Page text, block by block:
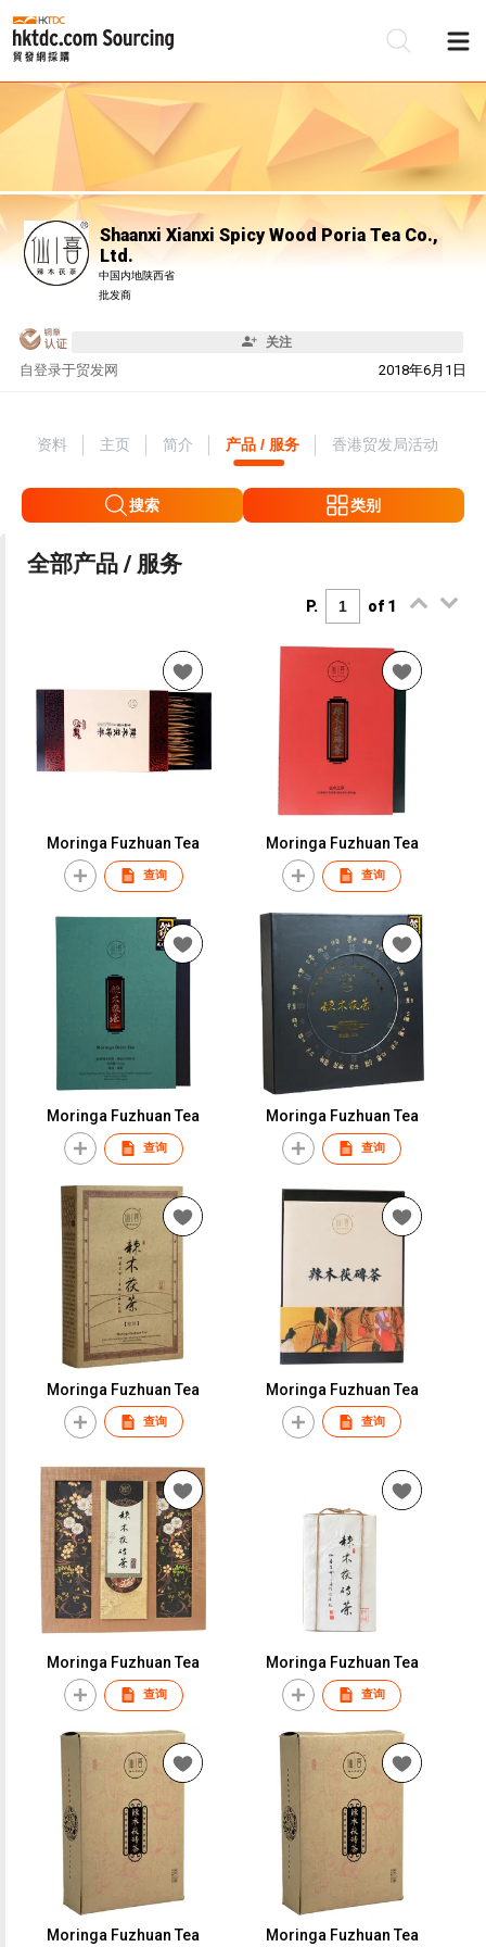
Shaanxi Xianxi Spicy Wood Poria Tea Co.,
Ltd.
中国内地陕西省
批发商
关注
自 2018年6月1日
登录于贸发网
资料 主页 简介 产品 / 服务 香港贸发局活动
搜索 类别
全部产品 / 服务
P. of 1
Moringa Fuzhuan Tea
查询
Moringa Fuzhuan Tea
查询
Moringa Fuzhuan Tea
查询
Moringa Fuzhuan Tea
查询
Moringa Fuzhuan Tea
查询
Moringa Fuzhuan Tea
查询
Moringa Fuzhuan Tea
查询
Moringa Fuzhuan Tea
查询
Moringa Fuzhuan Tea Moringa Fuzhuan Tea